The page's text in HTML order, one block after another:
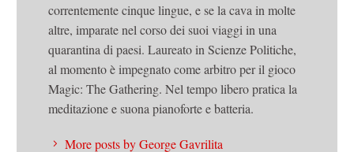
correntemente cinque lingue, e se la cava in molte
altre, imparate nel corso dei suoi viaggi in una
quarantina di paesi. Laureato in Scienze Politiche,
al momento è impegnato come arbitro per il gioco
Magic: The Gathering. Nel tempo libero pratica la
meditazione e suona pianoforte e batteria.
More posts by George Gavrilita